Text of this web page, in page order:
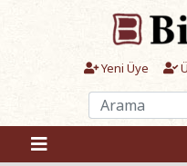
Yeni Üye